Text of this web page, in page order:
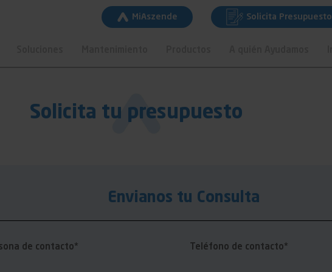
MiAszende Solicita Presupuesto
Solicita tu presupuesto
Envianos tu Consulta
de contacto* Teléfono de contacto*